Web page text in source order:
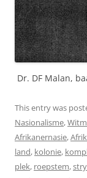
Dr. DF Malan,
This entry was
Nasionalisme,
Afrikanernasie,
land, kolonie,
plek, roepstem,